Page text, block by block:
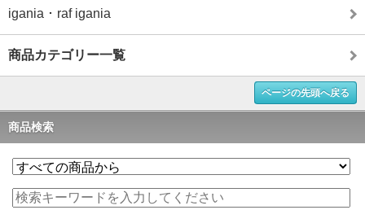
igania ･ raf igania
商品カテゴリー一覧
ページの先頭へ戻る
商品検索